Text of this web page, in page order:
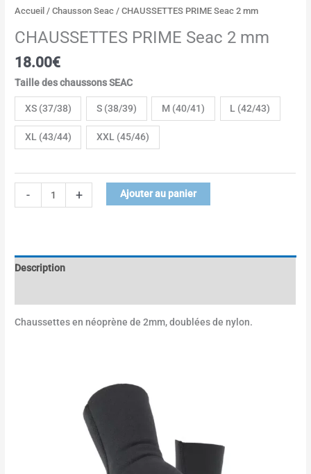
Accueil /Chausson Seac / CHAUSSETTES PRIME Seac 2 mm
CHAUSSETTES PRIME Seac 2 mm
18.00€
Taille des chaussons SEAC
XS (37/38) S (38/39) M (40/41) L (42/43)
XL (43/44) XXL (45/46)
- + Ajouter au panier
Description
Chaussettes en néoprène de 2mm, doublées de nylon.